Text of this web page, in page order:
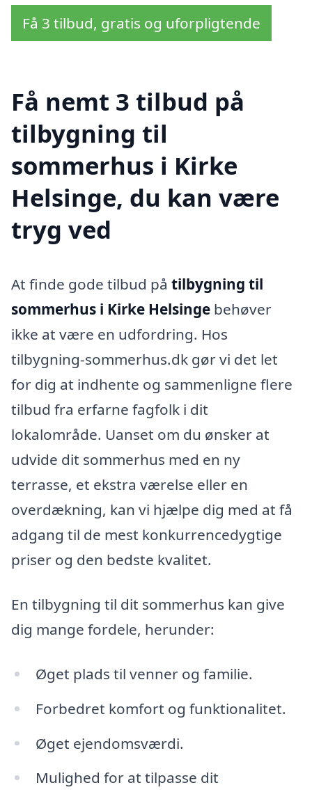
Få 3 tilbud, gratis og uforpligtende
Få nemt 3 tilbud på
tilbygning til
sommerhus i Kirke
Helsinge, du kan være
tryg ved
At finde gode tilbud på tilbygning til
sommerhus i Kirke Helsinge behøver
ikke at være en udfordring. Hos
tilbygning-sommerhus.dk gør vi det let
for dig at indhente og sammenligne flere
tilbud fra erfarne fagfolk i dit
lokalområde. Uanset om du ønsker at
udvide dit sommerhus med en ny
terrasse, et ekstra værelse eller en
overdækning, kan vi hjælpe dig med at få
adgang til de mest konkurrencedygtige
priser og den bedste kvalitet.
En tilbygning til dit sommerhus kan give
dig mange fordele, herunder:
Øget plads til venner og familie.
Forbedret komfort og funktionalitet.
Øget ejendomsværdi.
Mulighed for at tilpasse dit